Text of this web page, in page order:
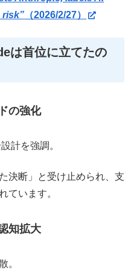
risk” （2026/2/27）
は首位に立てたの
の強化
計を強調。
決断」と受け止められ、支
ています。
知拡大
。